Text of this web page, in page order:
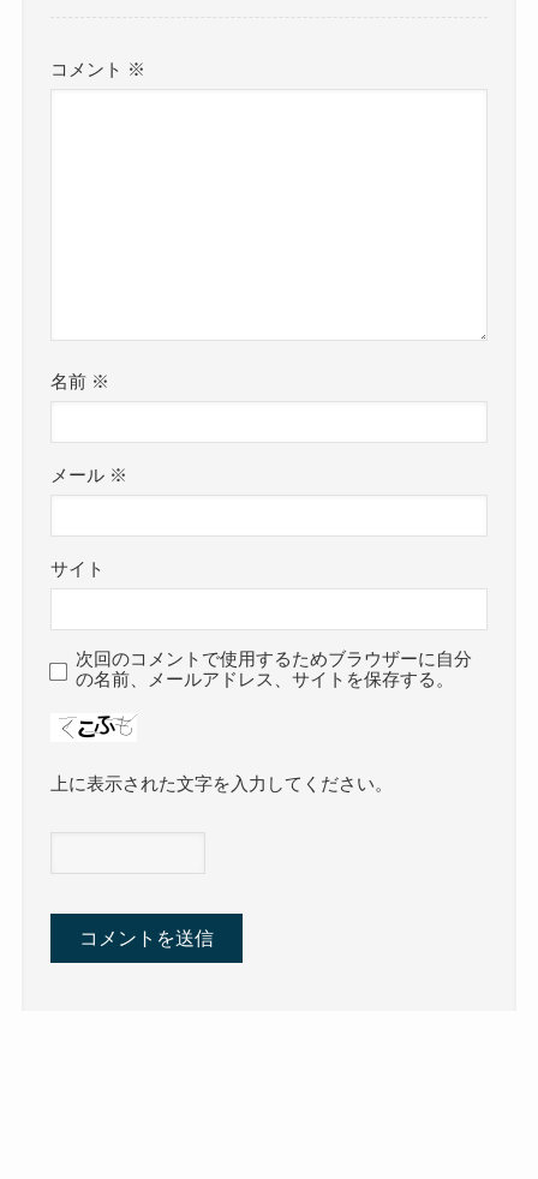
コメント ※
名前 ※
メール ※
サイト
次回のコメントで使用するためブラウザーに自分
の名前、メールアドレス、サイトを保存する。
上に表示された文字を入力してください。